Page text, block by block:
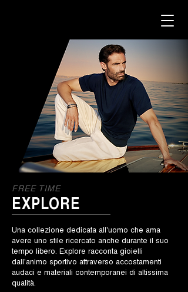
FREE TIME
EXPLORE
Una collezione dedicata all'uomo che ama
avere uno stile ricercato anche durante il suo
tempo libero. Explore racconta gioielli
dall'animo sportivo attraverso accostamenti
audaci e materiali contemporanei di altissima
qualità.